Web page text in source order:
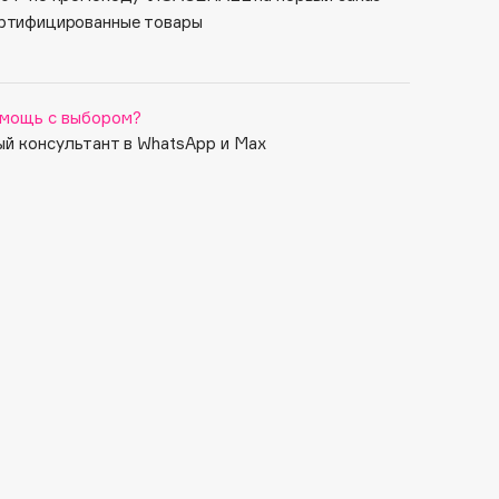
товары
с выбором?
консультант в WhatsApp и Max